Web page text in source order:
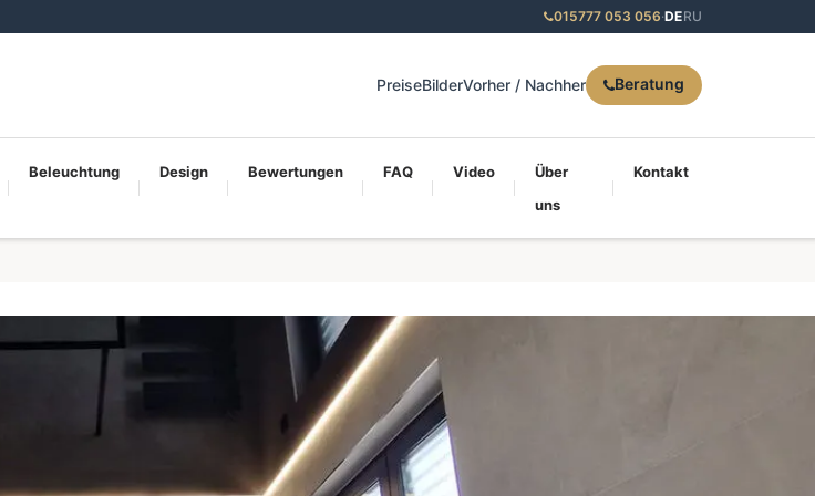
015777 053 056·DERU
PreiseBilderVorher / Nachher Beratung
Beleuchtung Design Bewertungen FAQ Video
Über
uns
Kontakt